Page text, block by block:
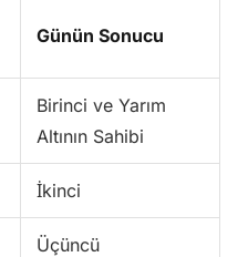
Günün Sonucu
Birinci ve Yarım
Altının Sahibi
İkinci
Üçüncü